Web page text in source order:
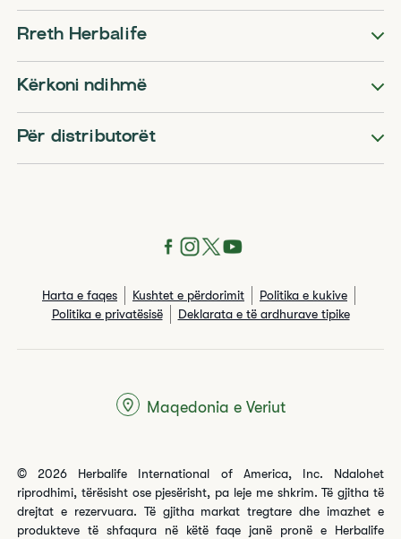
Rreth Herbalife
Kërkoni ndihmë
Për distributorët
Harta e faqes Kushtet e përdorimit
Politika e kukive
Politika e privatësisë
Deklarata e të ardhurave tipike
© 2026 Herbalife International of America, Inc. Ndalohet
riprodhimi, tërësisht ose pjesërisht, pa leje me shkrim. Të gjitha të
drejtat e rezervuara. Të gjitha markat tregtare dhe imazhet e
produkteve të shfaqura në këtë faqe janë pronë e Herbalife
Maqedonia e Veriut